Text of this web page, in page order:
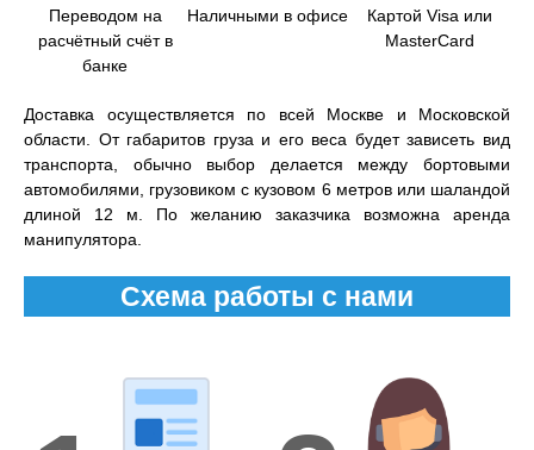
Переводом на
расчётный счёт в
банке
Наличными в офисе
Картой Visa или
MasterCard
Доставка осуществляется по всей Москве и Московской
области. От габаритов груза и его веса будет зависеть вид
транспорта, обычно выбор делается между бортовыми
автомобилями, грузовиком с кузовом 6 метров или шаландой
длиной 12 м. По желанию заказчика возможна аренда
манипулятора.
Схема работы с нами